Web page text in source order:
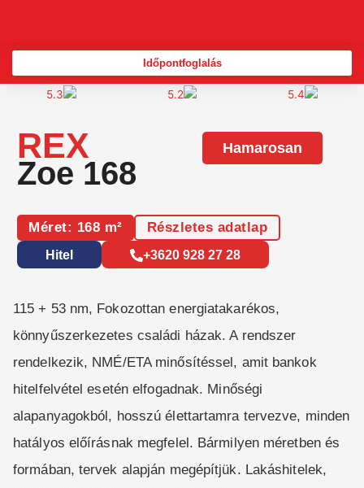
Időpontfoglalás
REX
Zoe 168
Hamarosan
Méret: 168 m² Részletes adatlap
Hitel +3620 928 27 28
115 + 53 nm, Fokozottan energiatakarékos,
könnyűszerkezetes családi házak. A rendszer
rendelkezik, NMÉ/ETA minősítéssel, amit bankok
hitelfelvétel esetén elfogadnak. Minőségi
alapanyagokból, hosszú élettartamra tervezve, minden
hatályos előírásnak megfelel. Bármilyen méretben és
formában, tervek alapján megépítjük. Lakáshitelek,